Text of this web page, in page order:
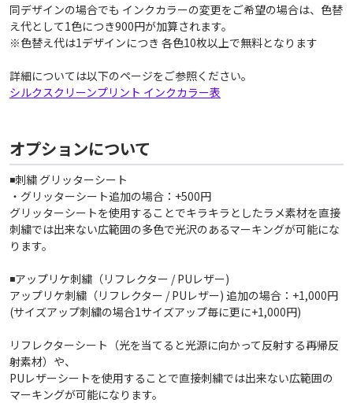
同デザインの場合でも インクカラーの変更をご希望の場合は、色替
え代として1色につき900円が加算されます。
※色替え代は1デザインにつき 各色10枚以上で無料となります
詳細については以下のページをご参照ください。
シルクスクリーンプリント インクカラー表
オプションについて
◾️刺繍 グリッターシート
・グリッターシート追加の場合：+500円
グリッターシートを使用することでキラキラとしたラメ素材を直接
刺繍では出来ない広範囲の多色で光沢のあるマーキングが可能にな
ります。
◾️アップリケ刺繍（リフレクター / PUレザー)
アップリケ刺繍（リフレクター / PUレザー) 追加の場合：+1,000円
(サイズアップ刺繍の場合1サイズアップ毎に更に+1,000円)
リフレクターシート（光を当てると光源に向かって反射する再帰反
射素材）や、
PUレザーシートを使用することで直接刺繍では出来ない広範囲の
マーキングが可能になります。